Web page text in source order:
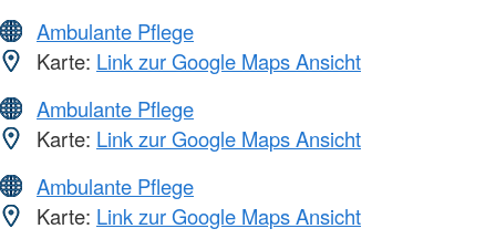
Ambulante Pflege
Karte: Link zur Google Maps Ansicht
Ambulante Pflege
Karte: Link zur Google Maps Ansicht
Ambulante Pflege
Karte: Link zur Google Maps Ansicht